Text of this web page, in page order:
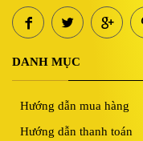
DANH MỤC
Hướng dẫn mua hàng
Hướng dẫn thanh toán